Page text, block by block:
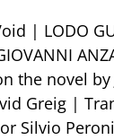
| LODO
the novel
Greig |
Silvio